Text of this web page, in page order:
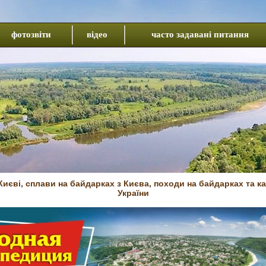
фотозвіти відео часто задавані питання
сплави на байдарках з Києва, походи на байдарках та
України